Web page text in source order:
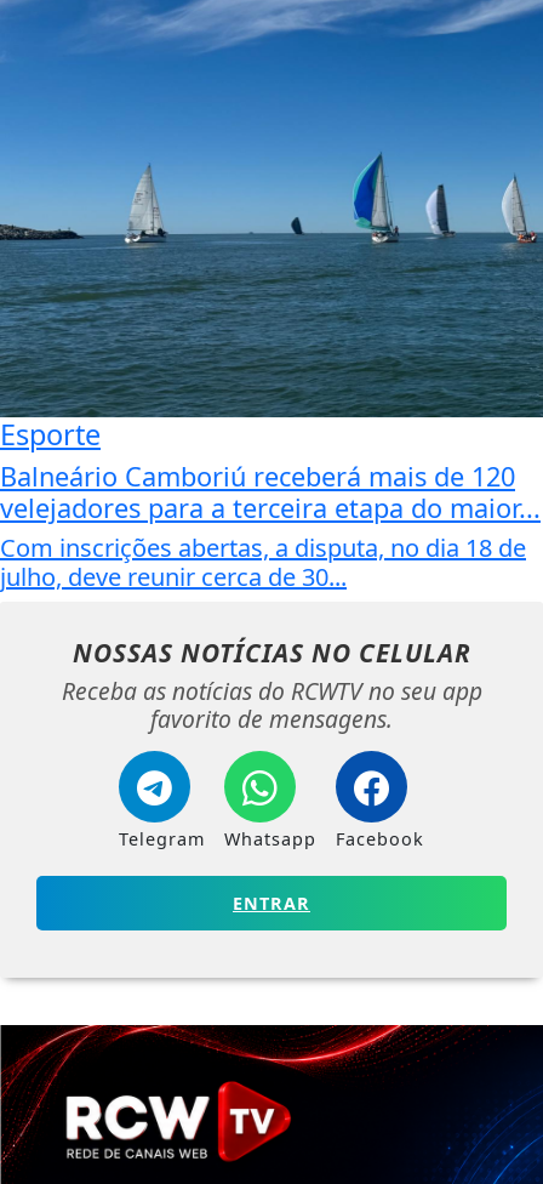
Esporte
Balneário Camboriú receberá mais de 120
velejadores para a terceira etapa do maior...
Com inscrições abertas, a disputa, no dia 18 de
julho, deve reunir cerca de 30...
NOSSAS NOTÍCIAS NO CELULAR
Receba as notícias do RCWTV no seu app
favorito de mensagens.
Telegram Whatsapp Facebook
ENTRAR